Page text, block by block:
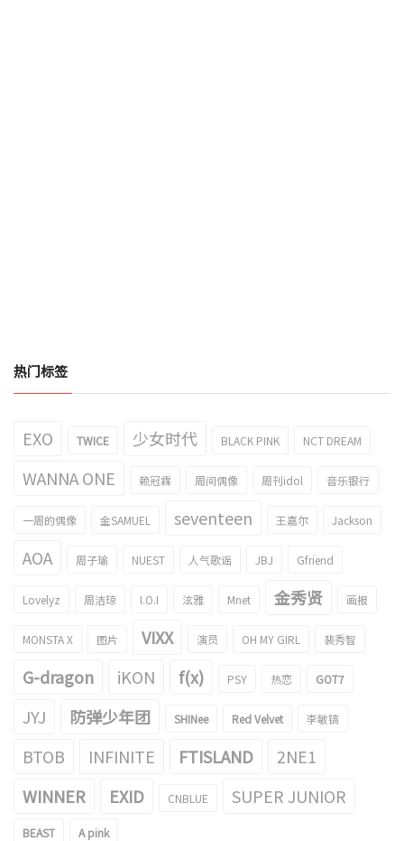
热门标签
EXO TWICE 少女时代 BLACK PINK NCT DREAM
WANNA ONE 赖冠霖 周间偶像 周刊idol 音乐银行
一周的偶像 金SAMUEL seventeen 王嘉尔 Jackson
AOA 周子瑜 NUEST 人气歌谣 JBJ Gfriend
Lovelyz 周洁琼 I.O.I 泫雅 Mnet 金秀贤 画报
MONSTA X 图片 VIXX 演员 OH MY GIRL 裴秀智
G-dragon iKON f(x) PSY 热恋 GOT7
JYJ 防弹少年团 SHINee Red Velvet 李敏镐
BTOB INFINITE FTISLAND
2NE1
WINNER
EXID CNBLUE SUPER JUNIOR
BEAST A pink